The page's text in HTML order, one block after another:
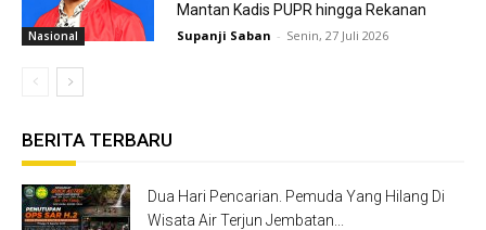
Nasional
Mantan Kadis PUPR hingga Rekanan
Supanji Saban - Senin, 27 Juli 2026
BERITA TERBARU
Dua Hari Pencarian. Pemuda Yang Hilang Di
Wisata Air Terjun Jembatan...